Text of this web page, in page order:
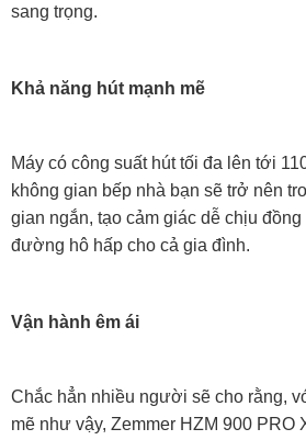
sang trọng.
Khả năng hút mạnh mẽ
Máy có công suất hút tối đa lên tới
không gian bếp nhà bạn sẽ trở nên
gian ngắn, tạo cảm giác dễ chịu
đường hô hấp cho cả gia đình.
Vận hành êm ái
Chắc hẳn nhiều người sẽ cho rằng,
mẽ như vậy, Zemmer HZM 900 PRO